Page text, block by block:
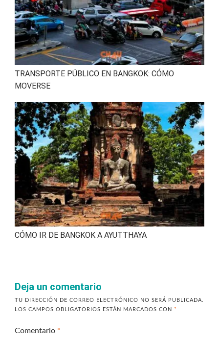
TRANSPORTE PÚBLICO EN BANGKOK: CÓMO
MOVERSE
CÓMO IR DE BANGKOK A AYUTTHAYA
Deja un comentario
TU DIRECCIÓN DE CORREO ELECTRÓNICO NO SERÁ PUBLICADA.
LOS CAMPOS OBLIGATORIOS ESTÁN MARCADOS CON *
Comentario *